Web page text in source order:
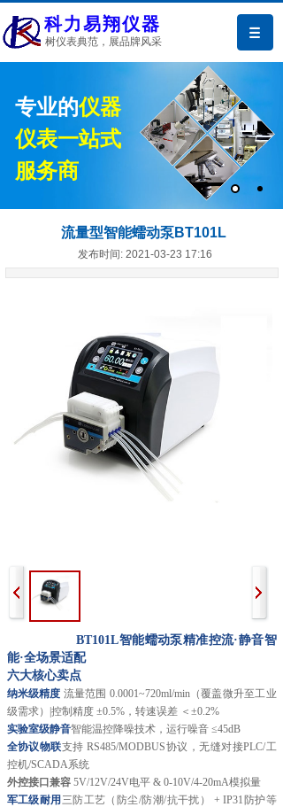
科力易翔仪器
树仪表典范，展品牌风采
专业的仪器
仪表一站式
服务商
流量型智能蠕动泵BT101L
发布时间: 2021-03-23 17:16
BT101L智能蠕动泵精准控流·静音智
能·全场景适配
六大核心卖点
纳米级精度 流量范围 0.0001~720ml/min（覆盖微升至工业
级需求）|控制精度 ±0.5%，转速误差 ＜±0.2%
实验室级静音智能温控降噪技术，运行噪音 ≤45dB
全协议物联支持 RS485/MODBUS协议，无缝对接PLC/工
控机/SCADA系统
外控接口兼容5V/12V/24V电平 & 0-10V/4-20mA模拟量
军工级耐用 三防工艺（防尘/防潮/抗干扰） + IP31防护等
产品中心